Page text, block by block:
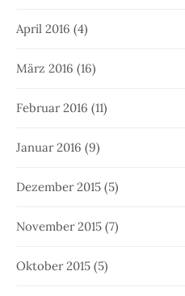
April 2016 (4)
März 2016 (16)
Februar 2016 (11)
Januar 2016 (9)
Dezember 2015 (5)
November 2015 (7)
Oktober 2015 (5)